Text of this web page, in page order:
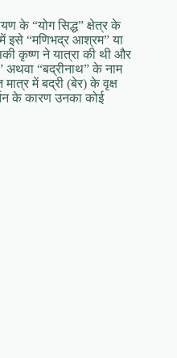
के “योग सिद्ध” क्षेत्र के
में इसे “मणिभद्र आश्रम” या
कृष्ण ने यात्रा की थी और
“बद्रीनाथ” के नाम
में बद्री (बेर) के वृक्ष
के कारण उनका कोई